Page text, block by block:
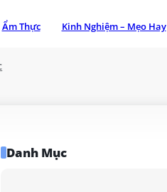
Ẩm Thực Kinh Nghiệm – Mẹo Hay
Danh Mục